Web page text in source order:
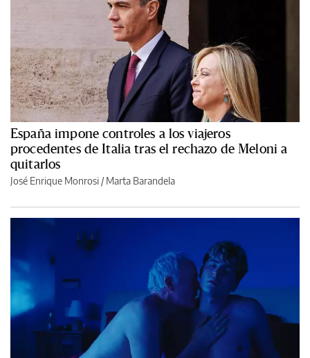
España impone controles a los viajeros
procedentes de Italia tras el rechazo de Meloni a
quitarlos
José Enrique Monrosi / Marta Barandela